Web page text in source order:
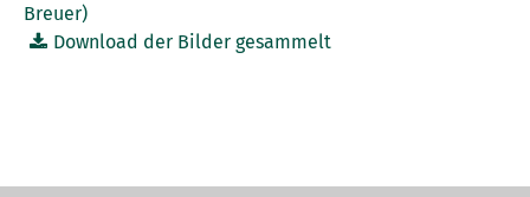
Breuer)
Download der Bilder gesammelt